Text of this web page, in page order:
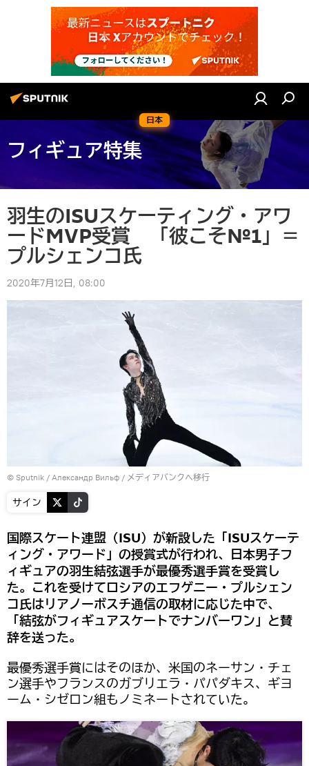
日本
フィギュア特集
羽生のISUスケーティング・アワ
ードMVP受賞 「彼こそ№1」＝
プルシェンコ氏
2020年7月12日, 08:00
© Sputnik / Александр Вильф / メディアバンクへ移行
サイン
国際スケート連盟（ISU）が新設した「ISUスケーテ
ィング・アワード」の授賞式が行われ、日本男子フ
ィギュアの羽生結弦選手が最優秀選手賞を受賞し
た。これを受けてロシアのエフゲニー・プルシェン
コ氏はリアノーボスチ通信の取材に応じた中で、
「結弦がフィギュアスケートでナンバーワン」と賛
辞を送った。
最優秀選手賞にはそのほか、米国のネーサン・チェ
ン選手やフランスのガブリエラ・パパダキス、ギヨ
ーム・シゼロン組もノミネートされていた。